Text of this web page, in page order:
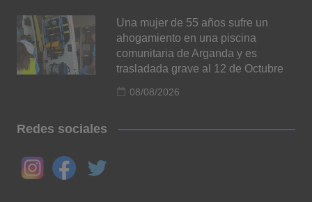
Una mujer de 55 años sufre un
ahogamiento en una piscina
comunitaria de Arganda y es
trasladada grave al 12 de Octubre
08/08/2026
Redes sociales